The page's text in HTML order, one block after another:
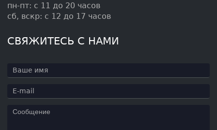
пн-пт: с 11 до 20 часов
сб, вскр: с 12 до 17 часов
СВЯЖИТЕСЬ С НАМИ